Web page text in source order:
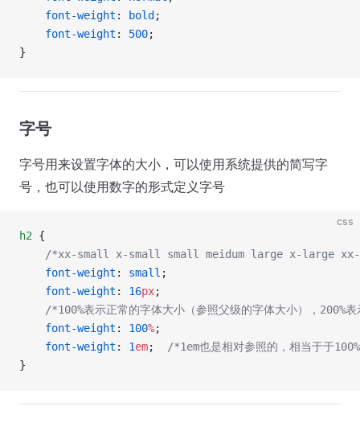
    font-weight
: bold ;
    font-weight
: 500;
}
字号
字号用来设置字体的大小，可以使用系统提供的简写字
号，也可以使用数字的形式定义字号
css
h2 {
/*xx-small x-small small meidum large x-large
    font-weight
: small ;
    font-weight
: 16px;
/*100%表示正常的字体大小（参照父级的字体大小），200%表
    font-weight
: 100%;
    font-weight
: 1em;
/*1em也是相对参照的，相当于于
}